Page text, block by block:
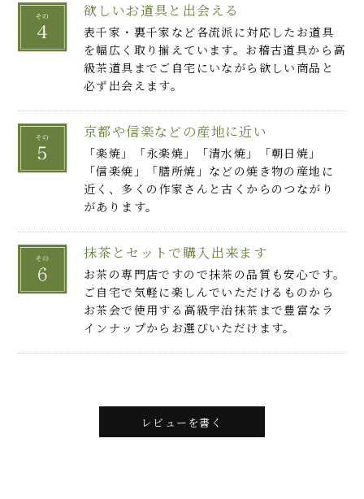
欲しいお道具と出会える
表千家・裏千家など各流派に対応したお道具
を幅広く取り揃えています。お稽古道具から高
級茶道具までご自宅にいながら欲しい商品と
必ず出会えます。
京都や信楽などの産地に近い
「楽焼」「永楽焼」「清水焼」「朝日焼」
「信楽焼」「膳所焼」などの焼き物の産地に
近く、多くの作家さんと古くからのつながり
があります。
抹茶とセットで購入出来ます
お茶の専門店ですので抹茶の品質も安心です。
ご自宅で気軽に楽しんでいただけるものから
お茶会で使用する高級宇治抹茶まで豊富なラ
インナップからお選びいただけます。
レビューを書く